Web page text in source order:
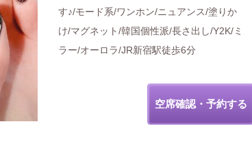
す♪/モード系/ワンホン/ニュアンス/塗りか
け/マグネット/韓国個性派/長さ出し/Y2K/ミ
ラー/オーロラ/JR新宿駅徒歩6分
空席確認・予約する